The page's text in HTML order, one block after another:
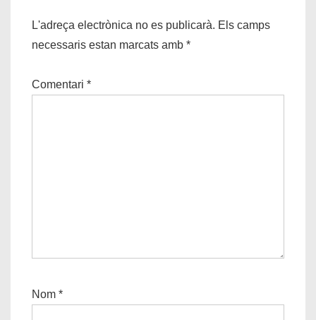
L'adreça electrònica no es publicarà. Els camps
necessaris estan marcats amb *
Comentari *
Nom *